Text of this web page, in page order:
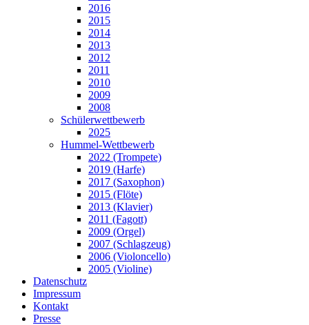
2016
2015
2014
2013
2012
2011
2010
2009
2008
Schülerwettbewerb
2025
Hummel-Wettbewerb
2022 (Trompete)
2019 (Harfe)
2017 (Saxophon)
2015 (Flöte)
2013 (Klavier)
2011 (Fagott)
2009 (Orgel)
2007 (Schlagzeug)
2006 (Violoncello)
2005 (Violine)
Datenschutz
Impressum
Kontakt
Presse